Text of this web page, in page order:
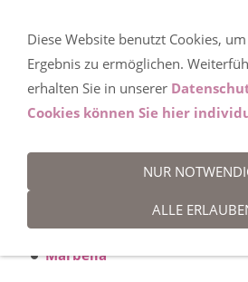
Hotels an
Costa del
HOTELANGEBOT NR. AGP-DP
Marbella
Diese Website benutzt Cookies,
Ergebnis zu ermöglichen.
erhalten Sie in unserer
Cookies können Sie hier
NUR
ALLE